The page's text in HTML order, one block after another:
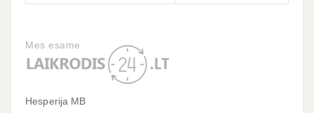
Mes esame
Hesperija MB